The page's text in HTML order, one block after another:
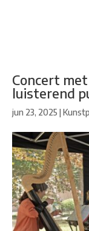
Concert
luisterend
jun 23, 2025 |